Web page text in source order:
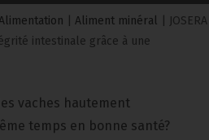
Aliment minéral
JOSERA
intestinale grâce à une
vaches hautement
temps en bonne santé?